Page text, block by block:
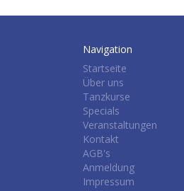
Navigation
Startseite
Über uns
Tanzkurse
Specials
Veranstaltungen
Kontakt
AGB's
Anmeldung
Impressum